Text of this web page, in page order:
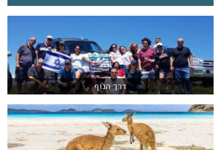
דרך הנוף